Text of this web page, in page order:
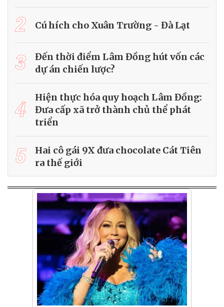
2 Cú hích cho Xuân Trường - Đà Lạt
3
Đến thời điểm Lâm Đồng hút vốn các
dự án chiến lược?
4
Hiện thực hóa quy hoạch Lâm Đồng:
Đưa cấp xã trở thành chủ thể phát
triển
5
Hai cô gái 9X đưa chocolate Cát Tiên
ra thế giới